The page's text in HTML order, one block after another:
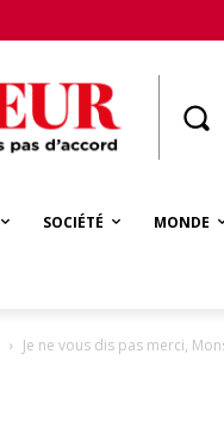
SOCIÉTÉ MONDE
Je ne vous dis pas merci,